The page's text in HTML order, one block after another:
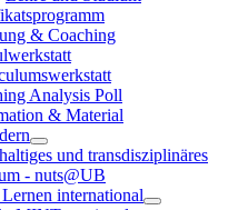
& Coaching
Analysis Poll
& Material
und transdisziplinäres
- nuts@UB
international